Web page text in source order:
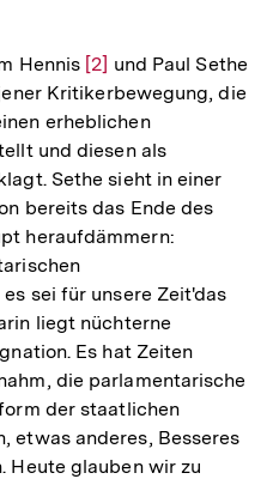
Hennis Zur
Auflösung
der
Fußnote
[2] und Paul Sethe
Kritikerbewegung, die
erheblichen
und diesen als
Sethe sieht in einer
bereits das Ende des
heraufdämmern:
sei für unsere Zeit'das
liegt nüchterne
Es hat Zeiten
die parlamentarische
der staatlichen
etwas anderes, Besseres
Heute glauben wir zu